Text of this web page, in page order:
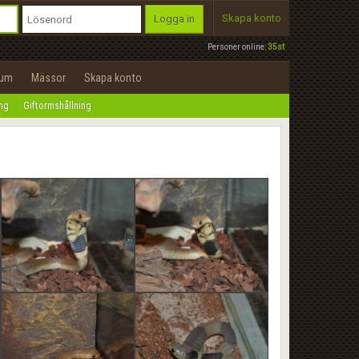
Personer online:35st
Logga in Skapa konto
Mässor Skapa konto
Giftormshållning